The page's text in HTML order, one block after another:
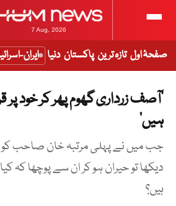
7 Aug, 2026
صفحۂ اول تازہ ترین پاکستان دنیا ایران-
’آصف زرداری گھوم پھر کر خود پر
ہیں‘
جب میں نے پہلی مرتبہ خان صاحب کو
دیکھا تو حیران ہو کر ان سے پوچھا کہ
ہیں؟